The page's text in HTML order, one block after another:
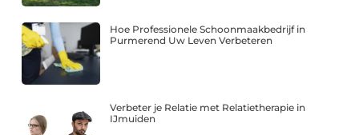
Hoe Professionele Schoonmaakbedrijf in
Purmerend Uw Leven Verbeteren
Verbeter je Relatie met Relatietherapie in
IJmuiden